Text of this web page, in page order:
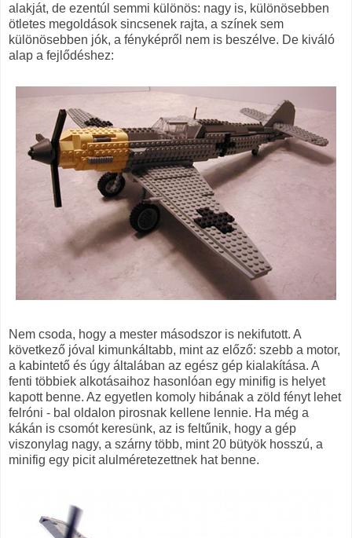
alakját, de ezentúl semmi különös: nagy is, különösebben
ötletes megoldások sincsenek rajta, a színek sem
különösebben jók, a fényképről nem is beszélve. De kiváló
alap a fejlődéshez:
Nem csoda, hogy a mester másodszor is nekifutott. A
következő jóval kimunkáltabb, mint az előző: szebb a motor,
a kabintető és úgy általában az egész gép kialakítása. A
fenti többiek alkotásaihoz hasonlóan egy minifig is helyet
kapott benne. Az egyetlen komoly hibának a zöld fényt lehet
felróni - bal oldalon pirosnak kellene lennie. Ha még a
kákán is csomót keresünk, az is feltűnik, hogy a gép
viszonylag nagy, a szárny több, mint 20 bütyök hosszú, a
minifig egy picit alulméretezettnek hat benne.